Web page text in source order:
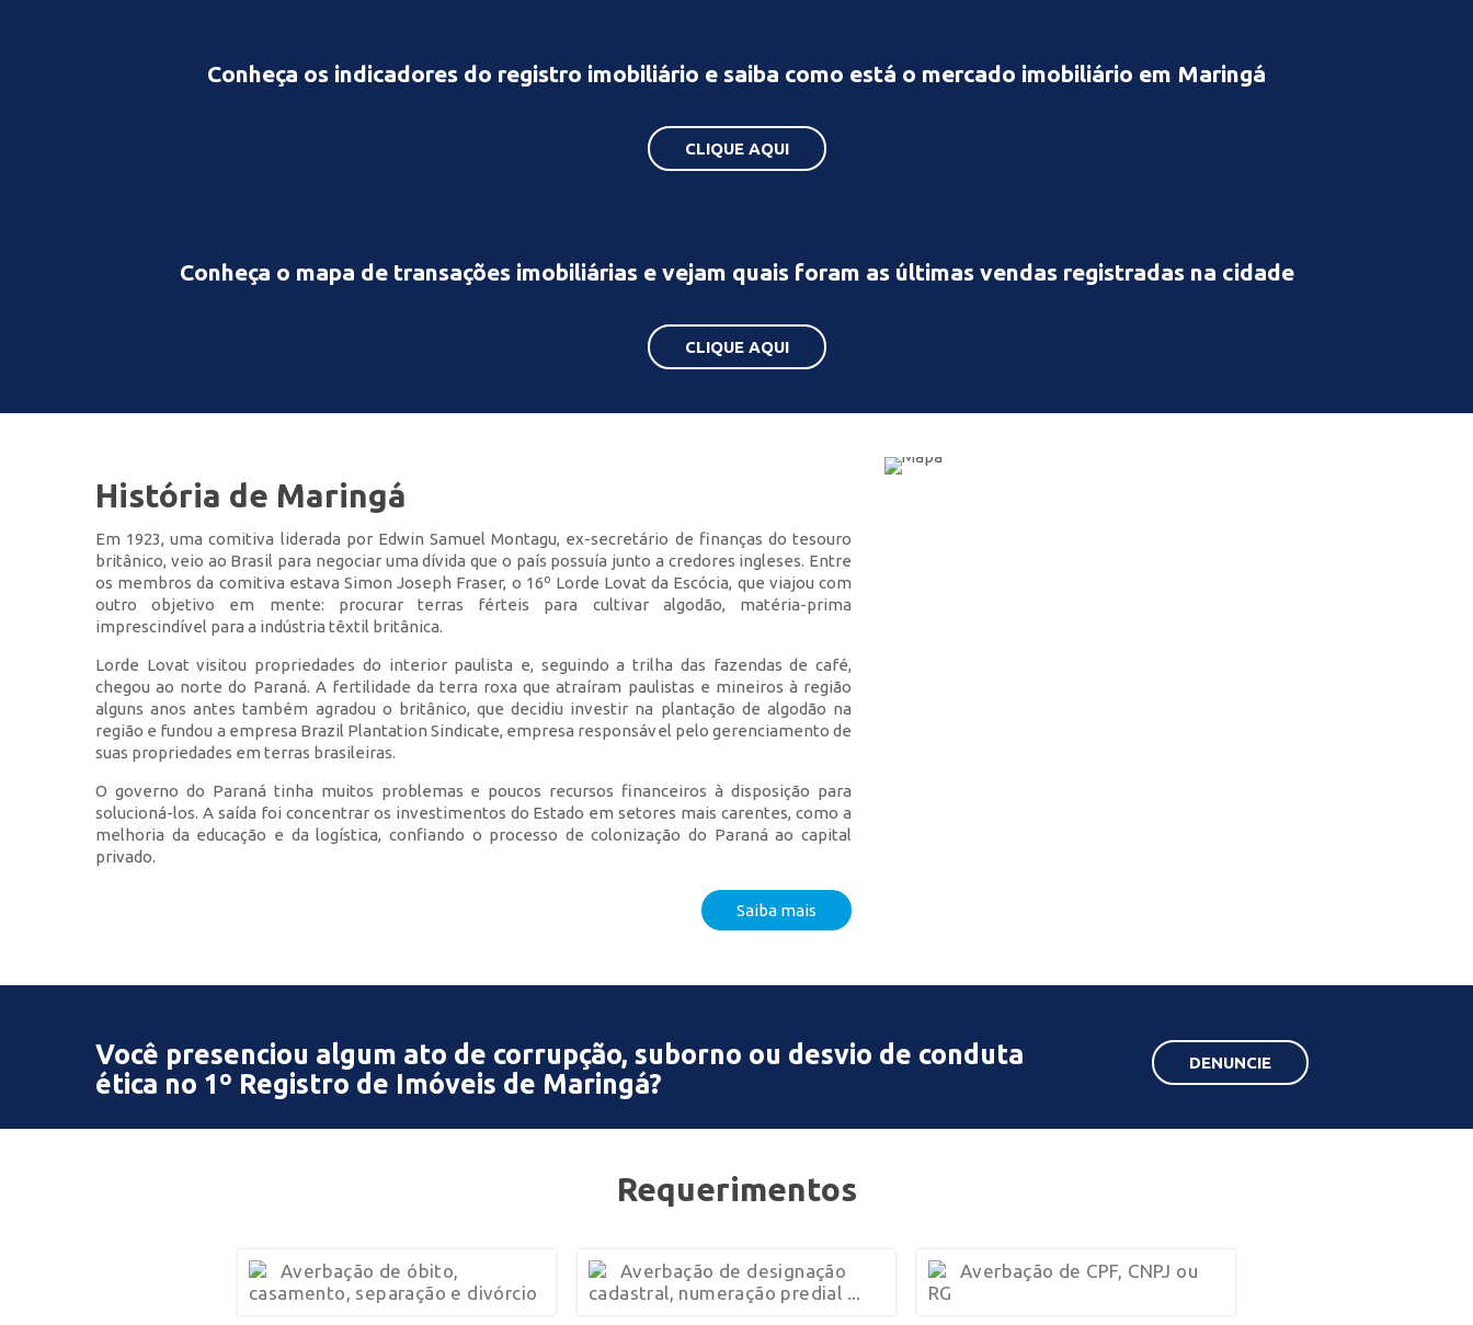
Conheça os indicadores do registro imobiliário e saiba como está o mercado imobiliário em Maringá
CLIQUE AQUI
Conheça o mapa de transações imobiliárias e vejam quais foram as últimas vendas registradas na cidade
CLIQUE AQUI
História de Maringá
Em 1923, uma comitiva liderada por Edwin Samuel Montagu, ex-secretário de finanças do tesouro
britânico, veio ao Brasil para negociar uma dívida que o país possuía junto a credores ingleses. Entre
os membros da comitiva estava Simon Joseph Fraser, o 16º Lorde Lovat da Escócia, que viajou com
outro objetivo em mente: procurar terras férteis para cultivar algodão, matéria-prima
imprescindível para a indústria têxtil britânica.
Lorde Lovat visitou propriedades do interior paulista e, seguindo a trilha das fazendas de café,
chegou ao norte do Paraná. A fertilidade da terra roxa que atraíram paulistas e mineiros à região
alguns anos antes também agradou o britânico, que decidiu investir na plantação de algodão na
região e fundou a empresa Brazil Plantation Sindicate, empresa responsável pelo gerenciamento de
suas propriedades em terras brasileiras.
O governo do Paraná tinha muitos problemas e poucos recursos financeiros à disposição para
solucioná-los. A saída foi concentrar os investimentos do Estado em setores mais carentes, como a
melhoria da educação e da logística, confiando o processo de colonização do Paraná ao capital
privado.
Saiba mais
Você presenciou algum ato de corrupção, suborno ou desvio de conduta
ética no 1º Registro de Imóveis de Maringá?
DENUNCIE
Requerimentos
Averbação de óbito,
casamento, separação e divórcio
Averbação de designação
cadastral, numeração predial ...
Averbação de CPF, CNPJ ou
RG